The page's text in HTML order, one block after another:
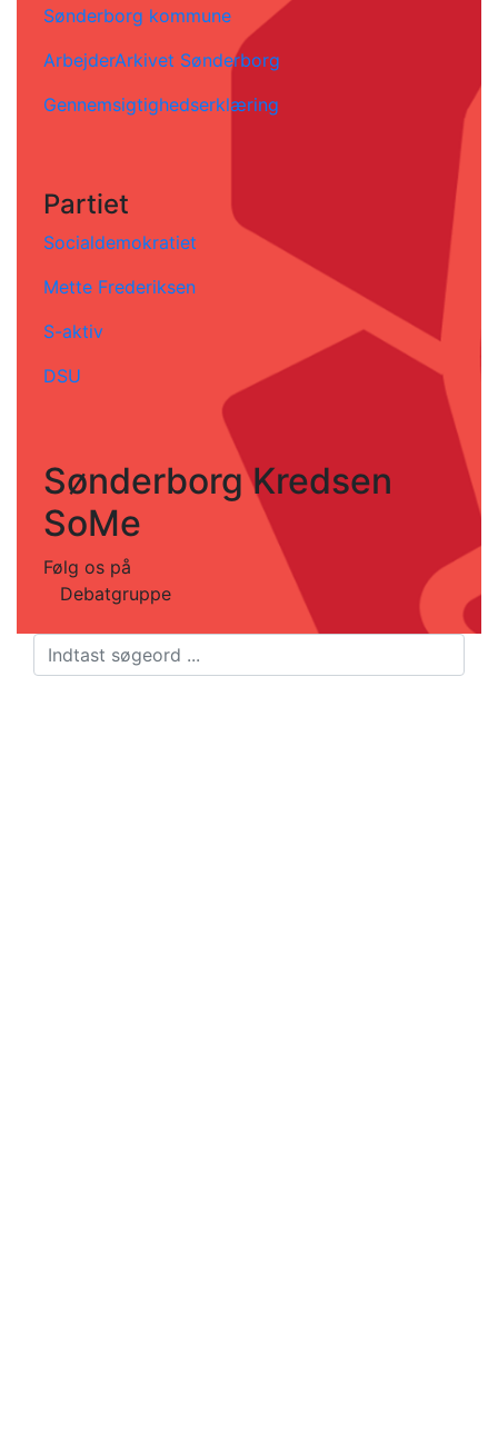
Sønderborg kommune
ArbejderArkivet Sønderborg
Gennemsigtighedserklæring
Partiet
Socialdemokratiet
Mette Frederiksen
S-aktiv
DSU
Sønderborg Kredsen
SoMe
Følg os på
Debatgruppe